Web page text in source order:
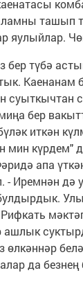
ташып
яулыйлар.
бер түбә
Каенанам
суыткычтан
бер
иткән
мин күрдем"
апа
- Иремнән
ашлык
өлкәннәр
да